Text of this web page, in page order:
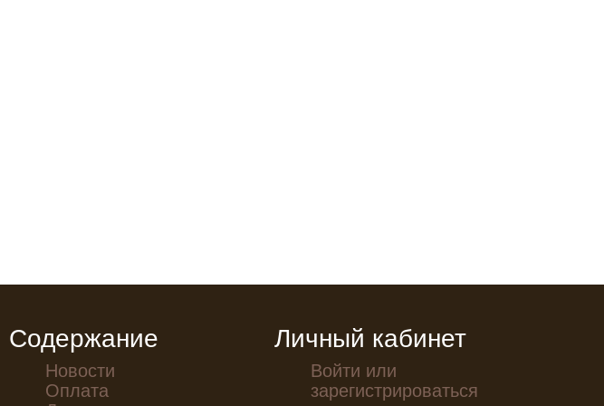
Содержание
Новости
Оплата
Личный кабинет
Войти или
зарегистрироваться